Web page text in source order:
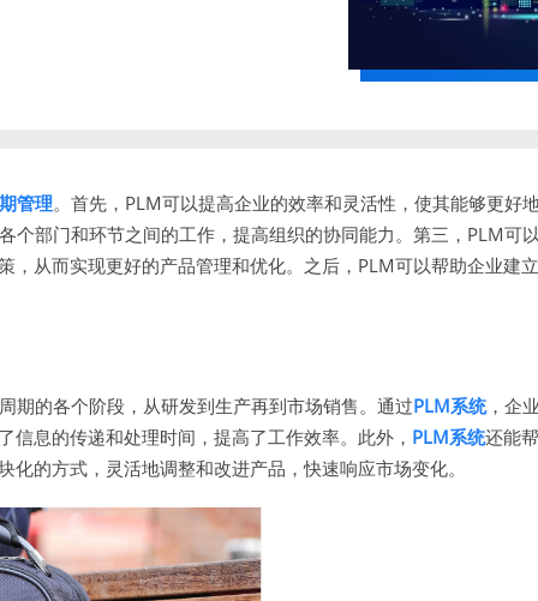
管理。首先，PLM可以提高企业的效率和灵活性，使其能够更好
个部门和环节之间的工作，提高组织的协同能力。第三，PLM可
从而实现更好的产品管理和优化。之后，PLM可以帮助企业建立
期的各个阶段，从研发到生产再到市场销售。通过PLM系统，企
息的传递和处理时间，提高了工作效率。此外， PLM系统还能帮
的方式，灵活地调整和改进产品，快速响应市场变化。